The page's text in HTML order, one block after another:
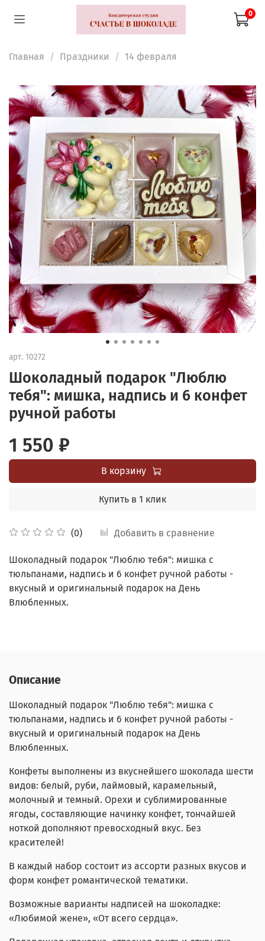
0
Главная Праздники 14 февраля
арт. 10272
Шоколадный подарок "Люблю
тебя": мишка, надпись и 6 конфет
ручной работы
(0) Добавить в сравнение
1 550 ₽
В корзину
Купить в 1 клик
Шоколадный подарок "Люблю тебя": мишка с
тюльпанами, надпись и 6 конфет ручной работы -
вкусный и оригинальный подарок на День
Влюбленных.
Описание
Шоколадный подарок "Люблю тебя": мишка с
тюльпанами, надпись и 6 конфет ручной работы -
вкусный и оригинальный подарок на День
Влюбленных.
Конфеты выполнены из вкуснейшего шоколада шести
видов: белый, руби, лаймовый, карамельный,
молочный и темный. Орехи и сублимированные
ягоды, составляющие начинку конфет, тончайшей
ноткой дополняют превосходный вкус. Без
красителей!
В каждый набор состоит из ассорти разных вкусов и
форм конфет романтической тематики.
Возможные варианты надписей на шоколадке:
«Любимой жене», «От всего сердца».